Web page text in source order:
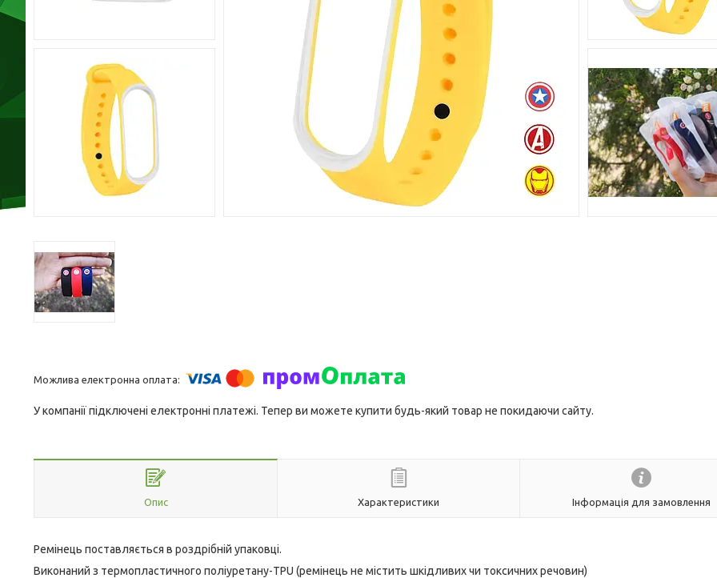
У компанії підключені електронні платежі. Тепер ви можете купити будь-який товар не покидаючи сайту.
Опис Характеристики Інформація для замовлення
Ремінець поставляється в роздрібній упаковці.
Виконаний з термопластичного поліуретану-TPU (ремінець не містить шкідливих чи токсичних речовин)